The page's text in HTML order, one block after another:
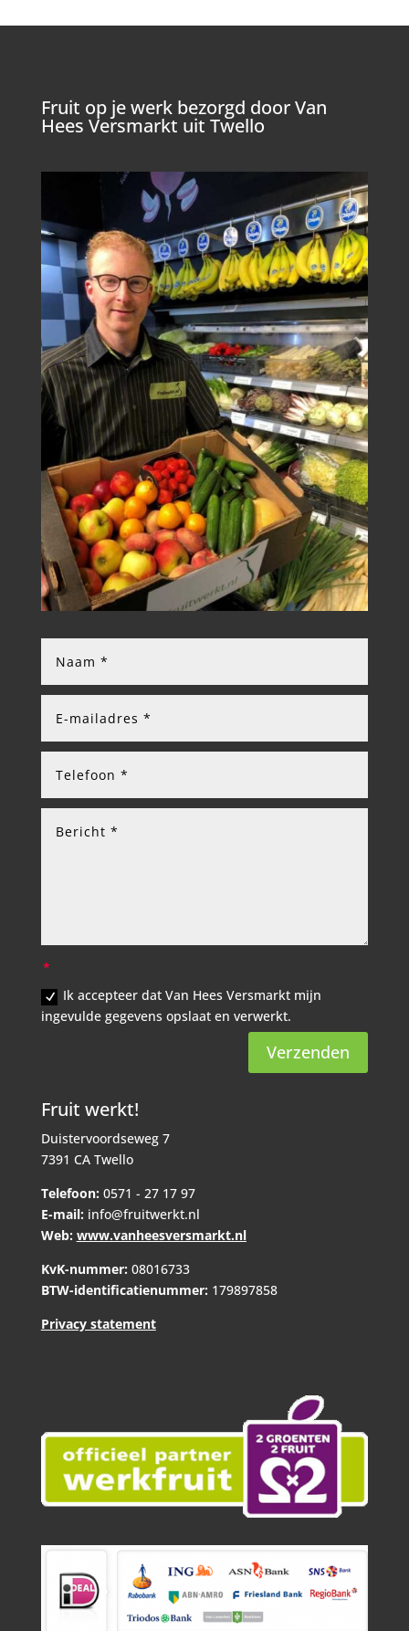
Fruit op je werk bezorgd door Van
Hees Versmarkt uit Twello
Ik accepteer dat Van Hees Versmarkt mijn
ingevulde gegevens opslaat en verwerkt.
Verzenden
Fruit werkt!
Duistervoordseweg 7
7391 CA Twello
Telefoon: 0571 - 27 17 97
E-mail: info@fruitwerkt.nl
Web: www.vanheesversmarkt.nl
KvK-nummer: 08016733
BTW-identificatienummer: 179897858
Privacy statement